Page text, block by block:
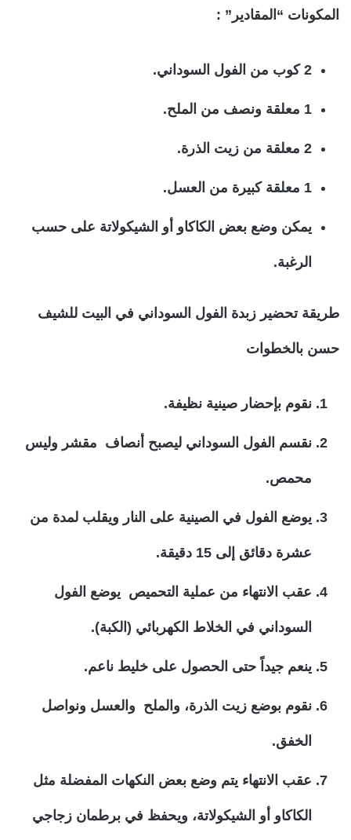
المكونات “المقادير” :
2 كوب من الفول السوداني.
1 معلقة ونصف من الملح.
2 معلقة من زيت الذرة.
1 معلقة كبيرة من العسل.
يمكن وضع بعض الكاكاو أو الشيكولاتة على حسب
الرغبة.
طريقة تحضير زبدة الفول السوداني في البيت للشيف
حسن بالخطوات
نقوم بإحضار صينية نظيفة.
نقسم الفول السوداني ليصبح أنصاف مقشر وليس
محمص.
يوضع الفول في الصينية على النار ويقلب لمدة من
عشرة دقائق إلى 15 دقيقة.
عقب الانتهاء من عملية التحميص يوضع الفول
السوداني في الخلاط الكهربائي (الكبة).
ينعم جيداً حتى الحصول على خليط ناعم.
نقوم بوضع زيت الذرة، والملح والعسل ونواصل
الخفق.
عقب الانتهاء يتم وضع بعض النكهات المفضلة مثل
الكاكاو أو الشيكولاتة، ويحفظ في برطمان زجاجي